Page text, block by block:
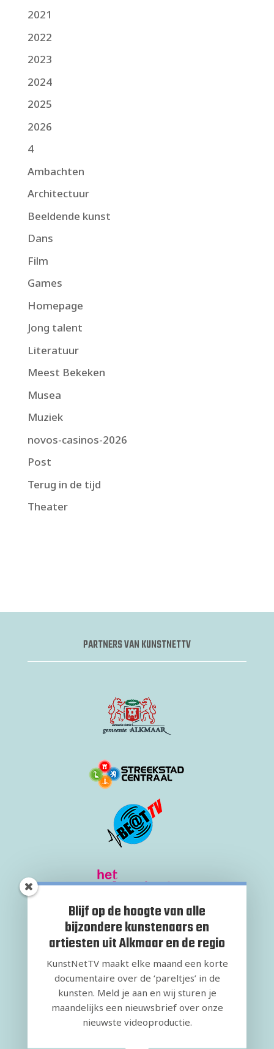
2021
2022
2023
2024
2025
2026
4
Ambachten
Architectuur
Beeldende kunst
Dans
Film
Games
Homepage
Jong talent
Literatuur
Meest Bekeken
Musea
Muziek
novos-casinos-2026
Post
Terug in de tijd
Theater
PARTNERS VAN KUNSTNETTV
Blijf op de hoogte van alle
bijzondere kunstenaars en
artiesten uit Alkmaar en de regio
KunstNetTV maakt elke maand een korte
documentaire over de ‘pareltjes’ in de
kunsten. Meld je aan en wij sturen je
maandelijks een nieuwsbrief over onze
nieuwste videoproductie.